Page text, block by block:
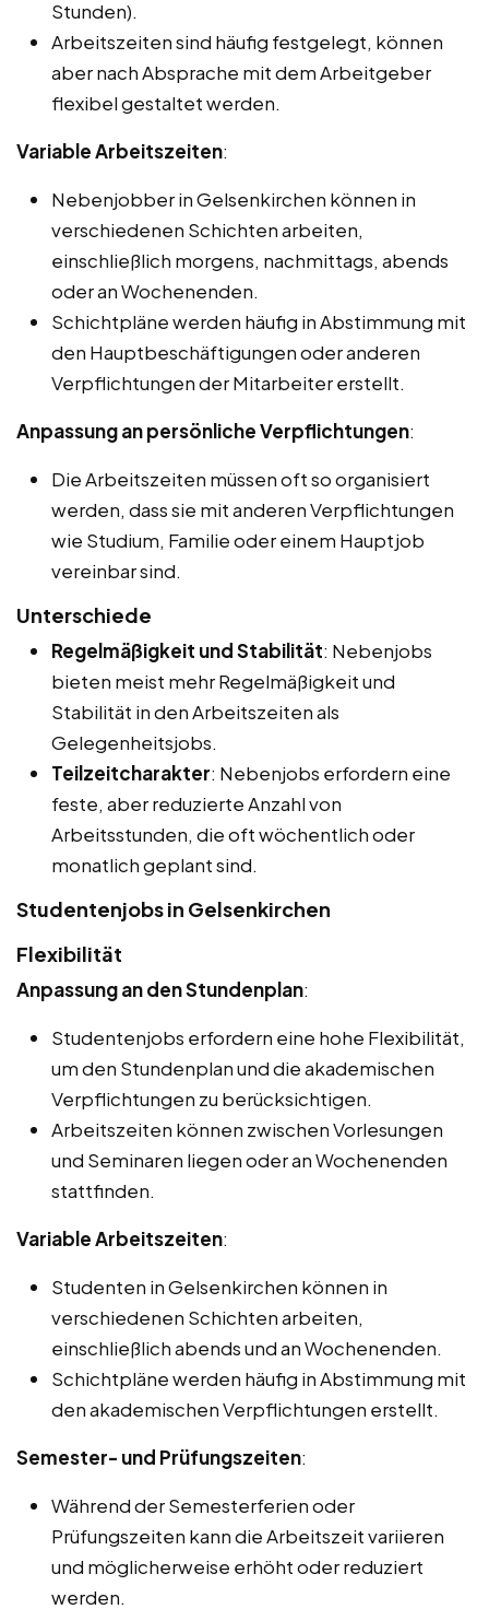
Stunden).
Arbeitszeiten sind häufig festgelegt, können
aber nach Absprache mit dem Arbeitgeber
flexibel gestaltet werden.
Variable Arbeitszeiten:
Nebenjobber in Gelsenkirchen können in
verschiedenen Schichten arbeiten,
einschließlich morgens, nachmittags, abends
oder an Wochenenden.
Schichtpläne werden häufig in Abstimmung mit
den Hauptbeschäftigungen oder anderen
Verpflichtungen der Mitarbeiter erstellt.
Anpassung an persönliche Verpflichtungen:
Die Arbeitszeiten müssen oft so organisiert
werden, dass sie mit anderen Verpflichtungen
wie Studium, Familie oder einem Hauptjob
vereinbar sind.
Unterschiede
Regelmäßigkeit und Stabilität: Nebenjobs
bieten meist mehr Regelmäßigkeit und
Stabilität in den Arbeitszeiten als
Gelegenheitsjobs.
Teilzeitcharakter: Nebenjobs erfordern eine
feste, aber reduzierte Anzahl von
Arbeitsstunden, die oft wöchentlich oder
monatlich geplant sind.
Studentenjobs in Gelsenkirchen
Flexibilität
Anpassung an den Stundenplan:
Studentenjobs erfordern eine hohe Flexibilität,
um den Stundenplan und die akademischen
Verpflichtungen zu berücksichtigen.
Arbeitszeiten können zwischen Vorlesungen
und Seminaren liegen oder an Wochenenden
stattfinden.
Variable Arbeitszeiten:
Studenten in Gelsenkirchen können in
verschiedenen Schichten arbeiten,
einschließlich abends und an Wochenenden.
Schichtpläne werden häufig in Abstimmung mit
den akademischen Verpflichtungen erstellt.
Semester- und Prüfungszeiten:
Während der Semesterferien oder
Prüfungszeiten kann die Arbeitszeit variieren
und möglicherweise erhöht oder reduziert
werden.